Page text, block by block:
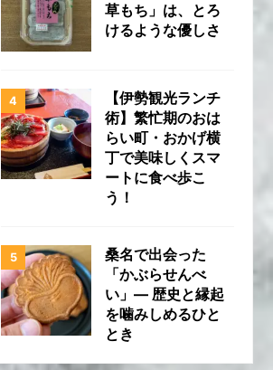
草もち」は、とろ
けるような優しさ
【伊勢観光ランチ
術】繁忙期のおは
らい町・おかげ横
丁で美味しくスマ
ートに食べ歩こ
う！
桑名で出会った
「かぶらせんべ
い」— 歴史と縁起
を噛みしめるひと
とき